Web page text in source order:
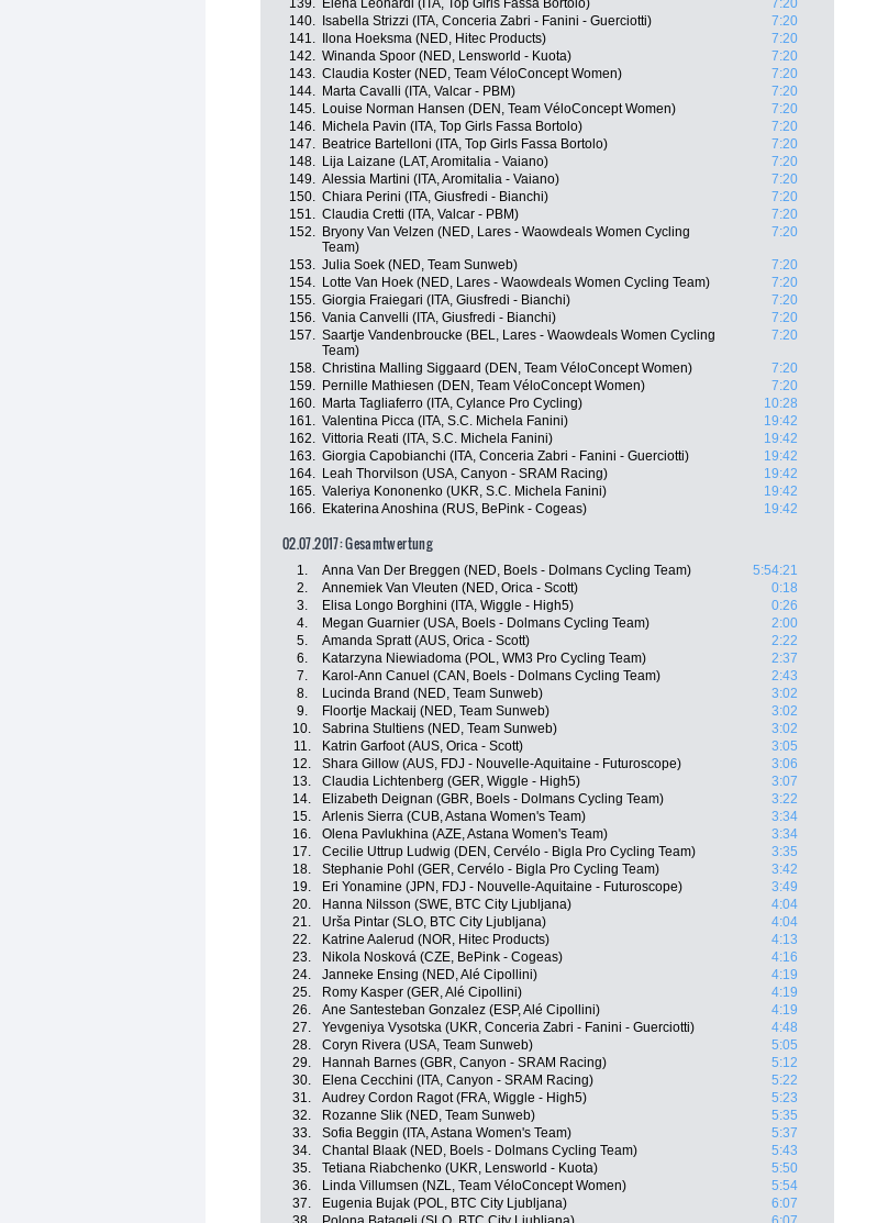
139.
Elena Leonardi (ITA, Top Girls Fassa Bortolo)
7:20
140.
Isabella Strizzi (ITA, Conceria Zabri - Fanini - Guerciotti)
7:20
141.
Ilona Hoeksma (NED, Hitec Products)
7:20
142. Winanda Spoor (NED, Lensworld - Kuota)
7:20
143. Claudia Koster (NED, Team VéloConcept Women)
7:20
144.
Marta Cavalli (ITA, Valcar - PBM)
7:20
145.
Louise Norman Hansen (DEN, Team VéloConcept Women)
7:20
146.
Michela Pavin (ITA, Top Girls Fassa Bortolo)
7:20
147.
Beatrice Bartelloni (ITA, Top Girls Fassa Bortolo)
7:20
148.
Lija Laizane (LAT, Aromitalia - Vaiano)
7:20
149. Alessia Martini (ITA, Aromitalia - Vaiano)
7:20
150. Chiara Perini (ITA, Giusfredi - Bianchi)
7:20
151. Claudia Cretti (ITA, Valcar - PBM)
7:20
152.
Bryony Van Velzen (NED, Lares - Waowdeals Women Cycling
Team)
7:20
153. Julia Soek (NED, Team Sunweb)
7:20
154.
Lotte Van Hoek (NED, Lares - Waowdeals Women Cycling Team)
7:20
155. Giorgia Fraiegari (ITA, Giusfredi - Bianchi)
7:20
156. Vania Canvelli (ITA, Giusfredi - Bianchi)
7:20
157. Saartje Vandenbroucke (BEL, Lares - Waowdeals Women Cycling
Team)
7:20
158. Christina Malling Siggaard (DEN, Team VéloConcept Women)
7:20
159.
Pernille Mathiesen (DEN, Team VéloConcept Women)
7:20
160.
Marta Tagliaferro (ITA, Cylance Pro Cycling)
10:28
161. Valentina Picca (ITA, S.C. Michela Fanini)
19:42
162. Vittoria Reati (ITA, S.C. Michela Fanini)
19:42
163. Giorgia Capobianchi (ITA, Conceria Zabri - Fanini - Guerciotti)
19:42
164.
Leah Thorvilson (USA, Canyon - SRAM Racing)
19:42
165. Valeriya Kononenko (UKR, S.C. Michela Fanini)
19:42
166.
Ekaterina Anoshina (RUS, BePink - Cogeas) 19:42
02.07.2017: Gesamtwertung
1. Anna Van Der Breggen (NED, Boels - Dolmans Cycling Team)
5:54:21
2.
Annemiek Van Vleuten (NED, Orica - Scott)
0:18
3.
Elisa Longo Borghini (ITA, Wiggle - High5)
0:26
4.
Megan Guarnier (USA, Boels - Dolmans Cycling Team)
2:00
5.
Amanda Spratt (AUS, Orica - Scott)
2:22
6.
Katarzyna Niewiadoma (POL, WM3 Pro Cycling Team)
2:37
7.
Karol-Ann Canuel (CAN, Boels - Dolmans Cycling Team)
2:43
8.
Lucinda Brand (NED, Team Sunweb)
3:02
9.
Floortje Mackaij (NED, Team Sunweb)
3:02
10.
Sabrina Stultiens (NED, Team Sunweb)
3:02
11.
Katrin Garfoot (AUS, Orica - Scott)
3:05
12.
Shara Gillow (AUS, FDJ - Nouvelle-Aquitaine - Futuroscope)
3:06
13.
Claudia Lichtenberg (GER, Wiggle - High5)
3:07
14.
Elizabeth Deignan (GBR, Boels - Dolmans Cycling Team)
3:22
15.
Arlenis Sierra (CUB, Astana Women's Team)
3:34
16.
Olena Pavlukhina (AZE, Astana Women's Team)
3:34
17.
Cecilie Uttrup Ludwig (DEN, Cervélo - Bigla Pro Cycling Team)
3:35
18.
Stephanie Pohl (GER, Cervélo - Bigla Pro Cycling Team)
3:42
19.
Eri Yonamine (JPN, FDJ - Nouvelle-Aquitaine - Futuroscope)
3:49
20.
Hanna Nilsson (SWE, BTC City Ljubljana)
4:04
21.
Urša Pintar (SLO, BTC City Ljubljana)
4:04
22.
Katrine Aalerud (NOR, Hitec Products)
4:13
23.
Nikola Nosková (CZE, BePink - Cogeas)
4:16
24.
Janneke Ensing (NED, Alé Cipollini)
4:19
25.
Romy Kasper (GER, Alé Cipollini)
4:19
26.
Ane Santesteban Gonzalez (ESP, Alé Cipollini)
4:19
27.
Yevgeniya Vysotska (UKR, Conceria Zabri - Fanini - Guerciotti)
4:48
28.
Coryn Rivera (USA, Team Sunweb)
5:05
29.
Hannah Barnes (GBR, Canyon - SRAM Racing)
5:12
30.
Elena Cecchini (ITA, Canyon - SRAM Racing)
5:22
31.
Audrey Cordon Ragot (FRA, Wiggle - High5)
5:23
32.
Rozanne Slik (NED, Team Sunweb)
5:35
33.
Sofia Beggin (ITA, Astana Women's Team)
5:37
34.
Chantal Blaak (NED, Boels - Dolmans Cycling Team)
5:43
35.
Tetiana Riabchenko (UKR, Lensworld - Kuota)
5:50
36.
Linda Villumsen (NZL, Team VéloConcept Women)
5:54
37.
Eugenia Bujak (POL, BTC City Ljubljana)
6:07